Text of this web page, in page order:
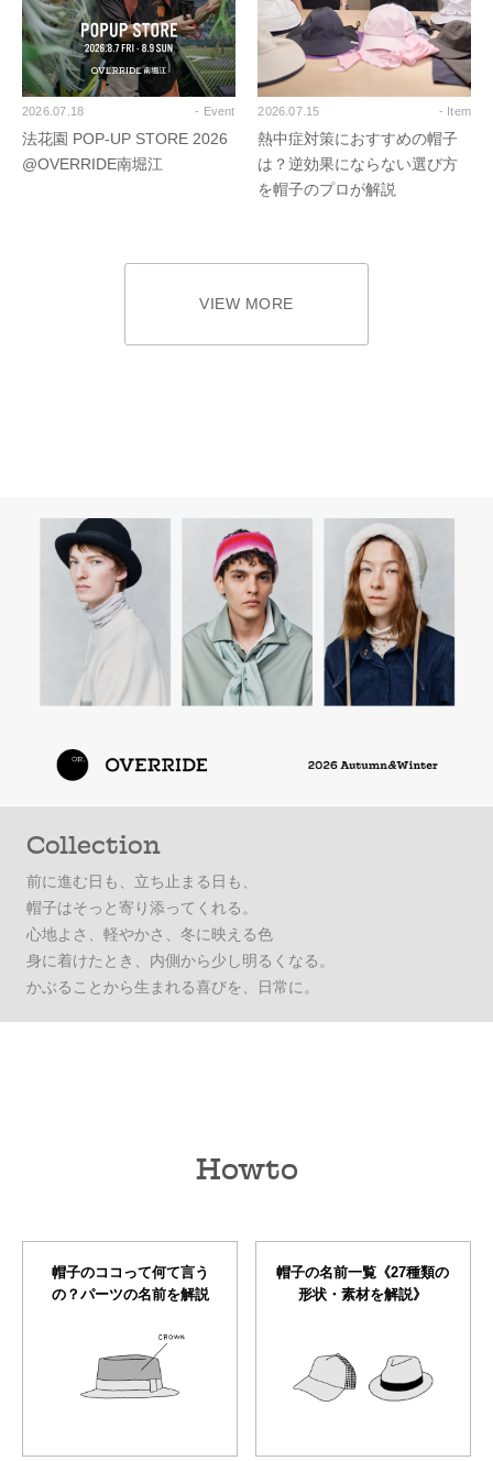
2026.07.18 - Event
法花園 POP-UP STORE 2026
@OVERRIDE南堀江
2026.07.15 - Item
熱中症対策におすすめの帽子
は？逆効果にならない選び方
を帽子のプロが解説
VIEW MORE
Collection
前に進む日も、立ち止まる日も、
帽子はそっと寄り添ってくれる。
心地よさ、軽やかさ、冬に映える色
身に着けたとき、内側から少し明るくなる。
かぶることから生まれる喜びを、日常に。
Howto
帽子のココって何て言う
の？パーツの名前を解説
帽子の名前一覧《27種類の
形状・素材を解説》